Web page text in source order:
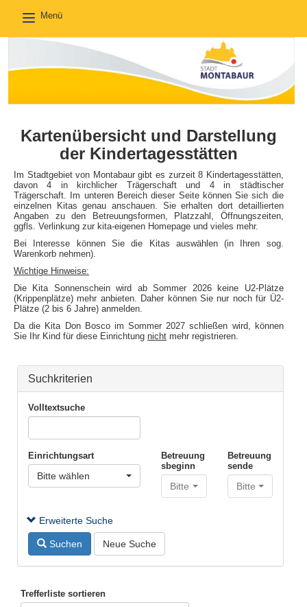
Toggle
Menü
Kartenübersicht und Darstellung
der Kindertagesstätten
Im Stadtgebiet von Montabaur gibt es zurzeit 8 Kindertagesstätten,
davon 4 in kirchlicher Trägerschaft und 4 in städtischer
Trägerschaft. Im unteren Bereich dieser Seite können Sie sich die
einzelnen Kitas genau anschauen. Sie erhalten dort detaillierten
Angaben zu den Betreuungsformen, Platzzahl, Öffnungszeiten,
ggfls. Verlinkung zur kita-eigenen Homepage und vieles mehr.
Bei Interesse können Sie die Kitas auswählen (in Ihren sog.
Warenkorb nehmen).
Wichtige Hinweise:
Die Kita Sonnenschein wird ab Sommer 2026 keine U2-Plätze
(Krippenplätze) mehr anbieten. Daher können Sie nur noch für Ü2-
Plätze (2 bis 6 Jahre) anmelden.
Da die Kita Don Bosco im Sommer 2027 schließen wird, können
Sie Ihr Kind für diese Einrichtung nicht mehr registrieren.
Suchkriterien
Volltextsuche
Einrichtungsart
Bitte wählen
Betreuung
sbeginn
Bitte wählen
Betreuung
sende
Bitte wählen
Erweiterte Suche
Suchen Neue Suche
Trefferliste sortieren